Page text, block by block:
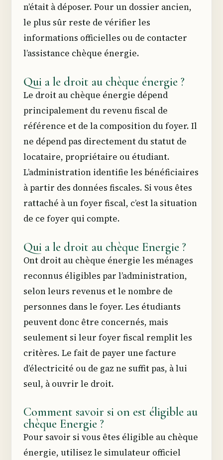
n’était à déposer. Pour un dossier ancien,
le plus sûr reste de vérifier les
informations officielles ou de contacter
l’assistance chèque énergie.
Qui a le droit au chèque énergie ?
Le droit au chèque énergie dépend
principalement du revenu fiscal de
référence et de la composition du foyer. Il
ne dépend pas directement du statut de
locataire, propriétaire ou étudiant.
L’administration identifie les bénéficiaires
à partir des données fiscales. Si vous êtes
rattaché à un foyer fiscal, c’est la situation
de ce foyer qui compte.
Qui a le droit au chèque Energie ?
Ont droit au chèque énergie les ménages
reconnus éligibles par l’administration,
selon leurs revenus et le nombre de
personnes dans le foyer. Les étudiants
peuvent donc être concernés, mais
seulement si leur foyer fiscal remplit les
critères. Le fait de payer une facture
d’électricité ou de gaz ne suffit pas, à lui
seul, à ouvrir le droit.
Comment savoir si on est éligible au
chèque Energie ?
Pour savoir si vous êtes éligible au chèque
énergie, utilisez le simulateur officiel